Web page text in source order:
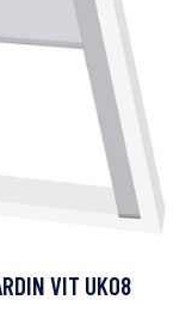
VIT UK08